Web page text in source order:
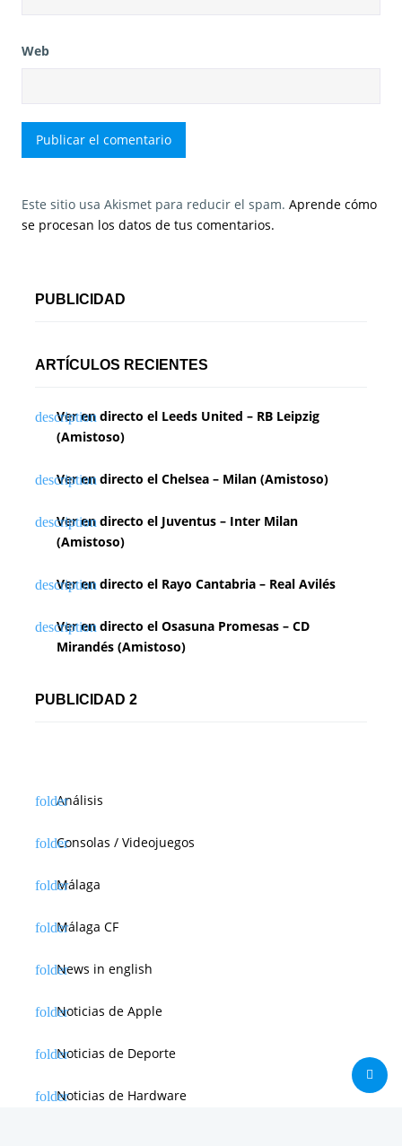
Web
Este sitio usa Akismet para reducir el spam. Aprende cómo
se procesan los datos de tus comentarios.
PUBLICIDAD
ARTÍCULOS RECIENTES
Ver en directo el Leeds United – RB Leipzig
(Amistoso)
Ver en directo el Chelsea – Milan (Amistoso)
Ver en directo el Juventus – Inter Milan
(Amistoso)
Ver en directo el Rayo Cantabria – Real Avilés
Ver en directo el Osasuna Promesas – CD
Mirandés (Amistoso)
PUBLICIDAD 2
Análisis
Consolas / Videojuegos
Málaga
Málaga CF
News in english
Noticias de Apple
Noticias de Deporte
Noticias de Hardware